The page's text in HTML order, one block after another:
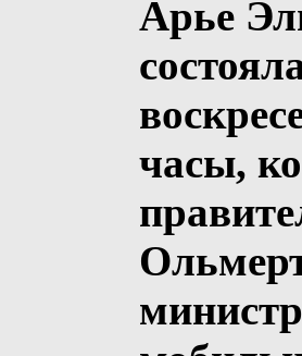
Арье
часы,